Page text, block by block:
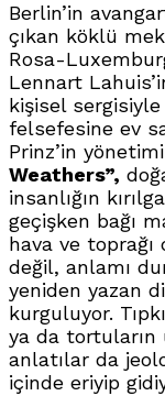
Berlin’in
çıkan köklü
Rosa-
Lennart
kişisel
felsefesine ev
Prinz’in
Weathers”,
insanlığın
geçişken bağı
hava ve
değil, anlamı
yeniden yazan
kurguluyor.
ya da tortuların
anlatılar da
içinde eriyip